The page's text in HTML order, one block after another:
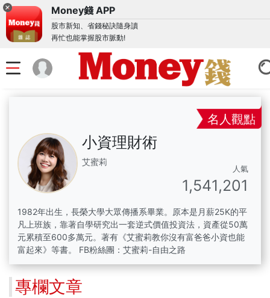
Money錢 APP
股市新知、省錢秘訣隨身讀
再忙也能掌握股市脈動!
名人觀點
小資理財術
艾蜜莉
人氣
1,541,201
1982年出生，長榮大學大眾傳播系畢業。原本是月薪25K的平
凡上班族，靠著自學研究出一套逆式價值投資法，資產從50萬
元累積至600多萬元。著有《艾蜜莉教你沒有富爸爸小資也能
富起來》等書。 FB粉絲團：艾蜜莉-自由之路
專欄文章